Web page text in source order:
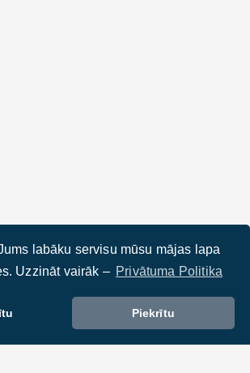
labāku servisu mūsu mājas lapa
Uzzināt vairāk – Privātuma Politika
Piekrītu